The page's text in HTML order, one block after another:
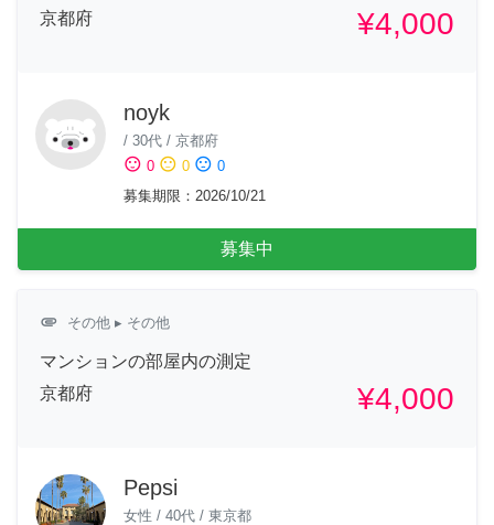
京都府
¥4,000
noyk
/ 30代 / 京都府
sentiment_satisfied 0 sentiment_neutral 0 sentiment_dissatisfied 0
募集期限 ： 2026/10/21
募集中
attachment その他 ▸ その他
マンションの部屋内の測定
京都府
¥4,000
Pepsi
女性 / 40代 / 東京都